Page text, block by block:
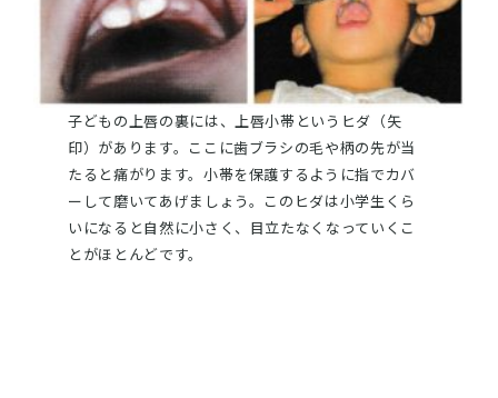
子どもの上唇の裏には、上唇小帯というヒダ（矢
印）があります。ここに歯ブラシの毛や柄の先が当
たると痛がります。小帯を保護するように指でカバ
ーして磨いてあげましょう。このヒダは小学生くら
いになると自然に小さく、目立たなくなっていくこ
とがほとんどです。